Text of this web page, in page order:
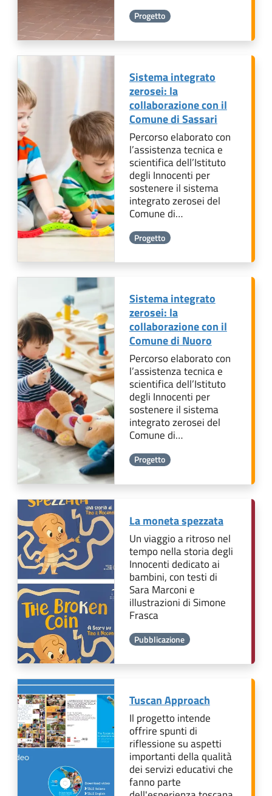
Progetto
Sistema integrato
zerosei: la
collaborazione con il
Comune di Sassari
Percorso elaborato con
l’assistenza tecnica e
scientifica dell’Istituto
degli Innocenti per
sostenere il sistema
integrato zerosei del
Comune di…
Progetto
Sistema integrato
zerosei: la
collaborazione con il
Comune di Nuoro
Percorso elaborato con
l’assistenza tecnica e
scientifica dell’Istituto
degli Innocenti per
sostenere il sistema
integrato zerosei del
Comune di…
Progetto
La moneta spezzata
Un viaggio a ritroso nel
tempo nella storia degli
Innocenti dedicato ai
bambini, con testi di
Sara Marconi e
illustrazioni di Simone
Frasca
Pubblicazione
Tuscan Approach
Il progetto intende
offrire spunti di
riflessione su aspetti
importanti della qualità
dei servizi educativi che
fanno parte